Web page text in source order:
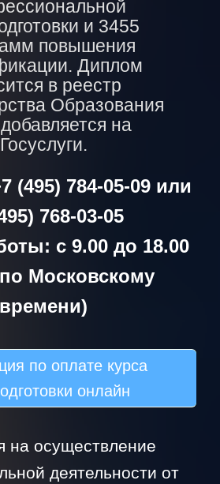
и 3455
повышения
Диплом
в реестр
Образования
на
Госуслуги.
(495) 784-05-09 или
768-03-05
с 9.00 до 18.00
Московскому
времени)
по оплате курса
онлайн
на осуществление
деятельности от